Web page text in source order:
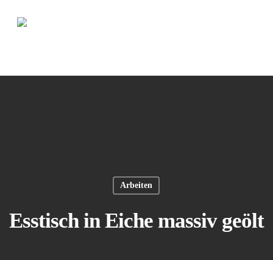
Arbeiten
Esstisch in Eiche massiv geölt